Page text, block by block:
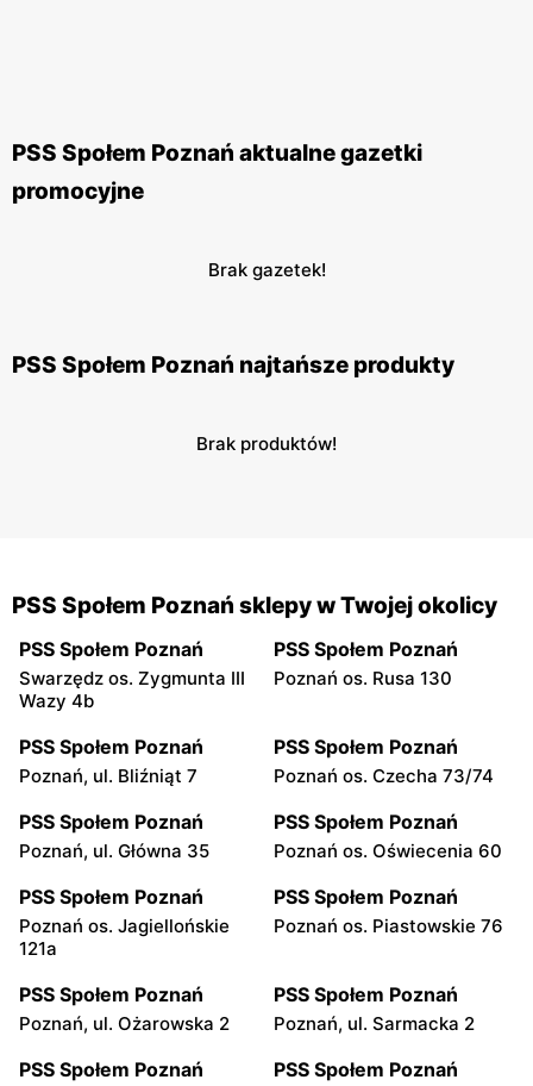
PSS Społem Poznań aktualne gazetki
promocyjne
Brak gazetek!
PSS Społem Poznań najtańsze produkty
Brak produktów!
PSS Społem Poznań sklepy w Twojej okolicy
PSS Społem Poznań
Swarzędz os. Zygmunta III
Wazy 4b
PSS Społem Poznań
Poznań os. Rusa 130
PSS Społem Poznań
Poznań, ul. Bliźniąt 7
PSS Społem Poznań
Poznań os. Czecha 73/74
PSS Społem Poznań
Poznań, ul. Główna 35
PSS Społem Poznań
Poznań os. Oświecenia 60
PSS Społem Poznań
Poznań os. Jagiellońskie
121a
PSS Społem Poznań
Poznań os. Piastowskie 76
PSS Społem Poznań
Poznań, ul. Ożarowska 2
PSS Społem Poznań
Poznań, ul. Sarmacka 2
PSS Społem Poznań PSS Społem Poznań